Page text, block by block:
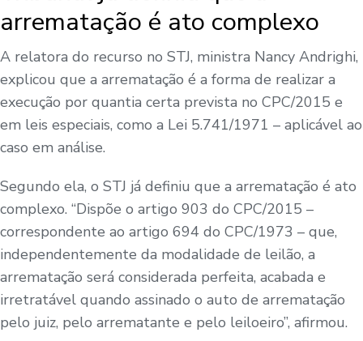
arrematação é ato complexo
A relatora do recurso no STJ, ministra Nancy Andrighi,
explicou que a arrematação é a forma de realizar a
execução por quantia certa prevista no CPC/2015 e
em leis especiais, como a Lei 5.741/1971 – aplicável ao
caso em análise.
Segundo ela, o STJ já definiu que a arrematação é ato
complexo. “Dispõe o artigo 903 do CPC/2015 –
correspondente ao artigo 694 do CPC/1973 – que,
independentemente da modalidade de leilão, a
arrematação será considerada perfeita, acabada e
irretratável quando assinado o auto de arrematação
pelo juiz, pelo arrematante e pelo leiloeiro”, afirmou.